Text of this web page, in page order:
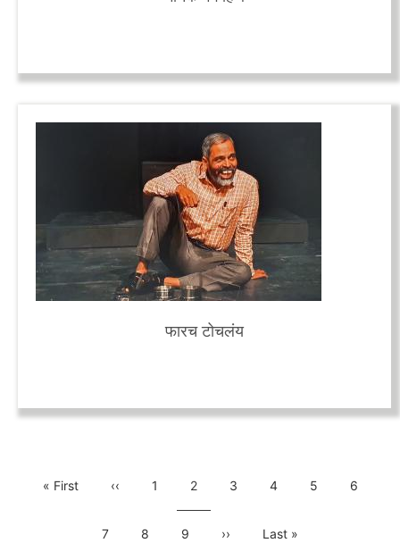
फारच टोचलंय
First
« First
Previous
‹‹ Page
1
Current
2 Page
3 Page
4 Page
5 Page
6
Page
7 Page
8 Page
9
Next
››
Last
Last »